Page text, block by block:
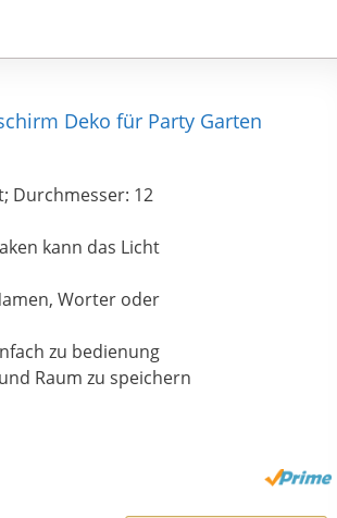
Deko für Party Garten
Durchmesser: 12
kann das Licht
Worter oder
zu bedienung
Raum zu speichern